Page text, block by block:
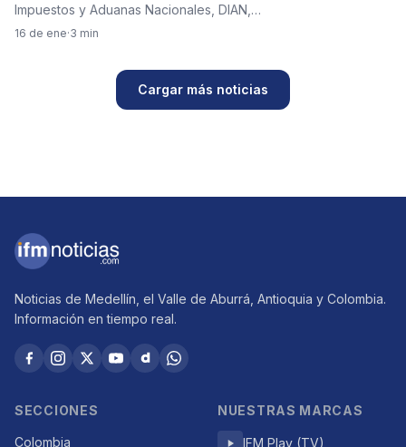
Impuestos y Aduanas Nacionales, DIAN,…
16 de ene·3 min
Cargar más noticias
Noticias de Medellín, el Valle de Aburrá, Antioquia y Colombia.
Información en tiempo real.
SECCIONES
Colombia
NUESTRAS MARCAS
IFM Play (TV)